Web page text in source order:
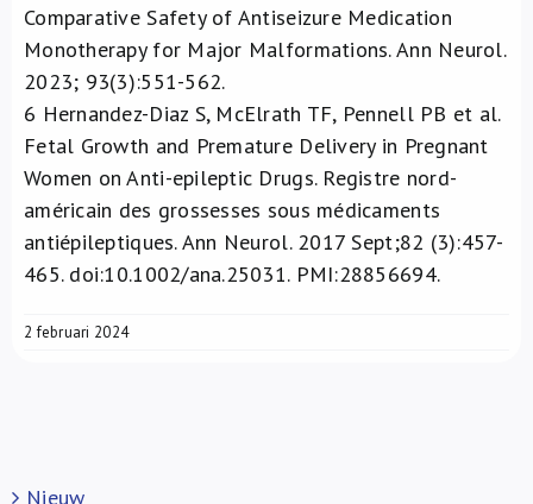
Comparative Safety of Antiseizure Medication
Monotherapy for Major Malformations. Ann Neurol.
2023; 93(3):551-562.
6 Hernandez-Diaz S, McElrath TF, Pennell PB et al.
Fetal Growth and Premature Delivery in Pregnant
Women on Anti-epileptic Drugs. Registre nord-
américain des grossesses sous médicaments
antiépileptiques. Ann Neurol. 2017 Sept;82 (3):457-
465. doi:10.1002/ana.25031. PMI:28856694.
2 februari 2024
Nieuw